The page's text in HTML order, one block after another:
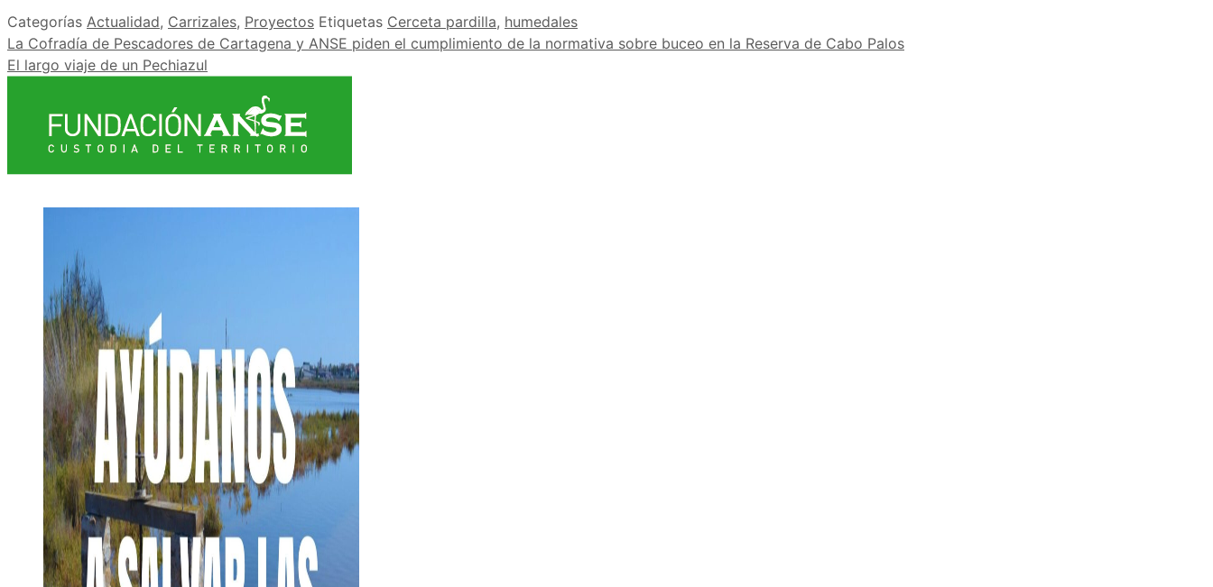
Categorías Actualidad, Carrizales, Proyectos Etiquetas Cerceta pardilla, humedales
La Cofradía de Pescadores de Cartagena y ANSE piden el cumplimiento de la normativa sobre buceo en la Reserva de Cabo Palos
El largo viaje de un Pechiazul